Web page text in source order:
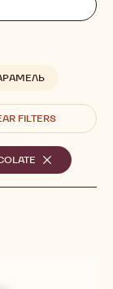
FILTERS
REMOVE
FILTER